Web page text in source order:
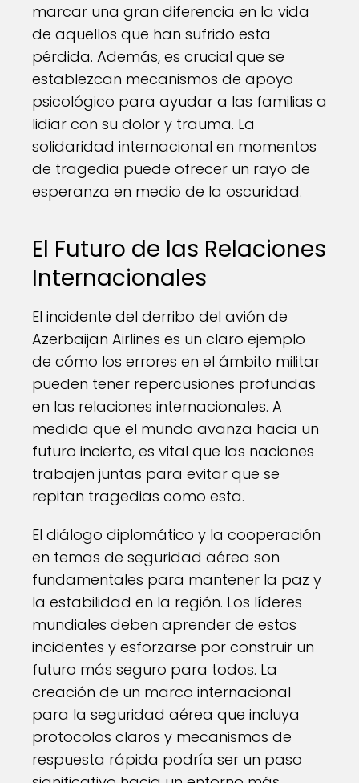
marcar una gran diferencia en la vida
de aquellos que han sufrido esta
pérdida. Además, es crucial que se
establezcan mecanismos de apoyo
psicológico para ayudar a las familias a
lidiar con su dolor y trauma. La
solidaridad internacional en momentos
de tragedia puede ofrecer un rayo de
esperanza en medio de la oscuridad.
El Futuro de las Relaciones
Internacionales
El incidente del derribo del avión de
Azerbaijan Airlines es un claro ejemplo
de cómo los errores en el ámbito militar
pueden tener repercusiones profundas
en las relaciones internacionales. A
medida que el mundo avanza hacia un
futuro incierto, es vital que las naciones
trabajen juntas para evitar que se
repitan tragedias como esta.
El diálogo diplomático y la cooperación
en temas de seguridad aérea son
fundamentales para mantener la paz y
la estabilidad en la región. Los líderes
mundiales deben aprender de estos
incidentes y esforzarse por construir un
futuro más seguro para todos. La
creación de un marco internacional
para la seguridad aérea que incluya
protocolos claros y mecanismos de
respuesta rápida podría ser un paso